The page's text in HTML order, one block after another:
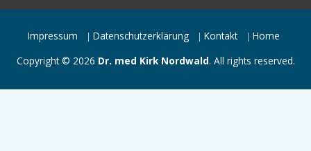
Impressum Datenschutzerklärung Kontakt
Home
Copyright © 2026 Dr. med Kirk Nordwald. All rights reserved.